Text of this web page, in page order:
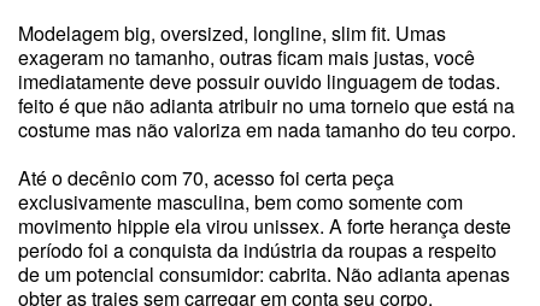
Modelagem big, oversized, longline, slim fit. Umas
exageram no tamanho, outras ficam mais justas, você
imediatamente deve possuir ouvido linguagem de todas.
feito é que não adianta atribuir no uma torneio que está na
costume mas não valoriza em nada tamanho do teu corpo.
Até o decênio com 70, acesso foi certa peça
exclusivamente masculina, bem como somente com
movimento hippie ela virou unissex. A forte herança deste
período foi a conquista da indústria da roupas a respeito
de um potencial consumidor: cabrita. Não adianta apenas
obter as trajes sem carregar em conta seu corpo.